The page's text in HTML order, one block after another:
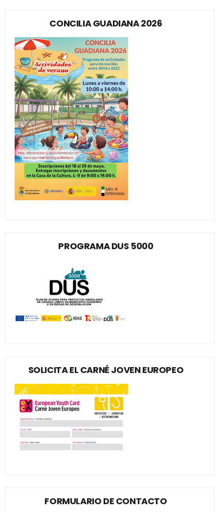
CONCILIA GUADIANA 2026
PROGRAMA DUS 5000
SOLICITA EL CARNÉ JOVEN EUROPEO
FORMULARIO DE CONTACTO